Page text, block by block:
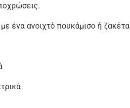
ένα ανοιχτό πουκάμισο ή ζακέτα